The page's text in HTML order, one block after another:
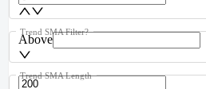
Above
Trend SMA Filter?
Trend SMA Length